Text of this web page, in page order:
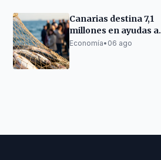
Canarias destina 7,1
millones en ayudas al
sector pesquero y
Economía• 06 ago